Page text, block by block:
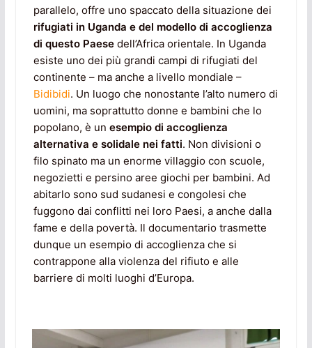
parallelo, offre uno spaccato della situazione dei
rifugiati in Uganda e del modello di accoglienza
di questo Paesedell’Africa orientale. In Uganda
esiste uno dei più grandi campi di rifugiati del
continente – ma anche a livello mondiale –
Bidibidi. Un luogo che nonostante l’alto numero di
uomini, ma soprattutto donne e bambini che lo
popolano, è un esempio di accoglienza
alternativa e solidale nei fatti. Non divisioni o
filo spinato ma un enorme villaggio con scuole,
negozietti e persino aree giochi per bambini. Ad
abitarlo sono sud sudanesi e congolesi che
fuggono dai conflitti nei loro Paesi, a anche dalla
fame e della povertà. Il documentario trasmette
dunque un esempio di accoglienza che si
contrappone alla violenza del rifiuto e alle
barriere di molti luoghi d’Europa.